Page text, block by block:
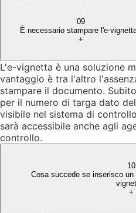
09
È necessario stampare l'e-
+
L'e-vignetta è una soluzione
vantaggio è tra l'altro
stampare il documento.
per il numero di targa dato
visibile nel sistema di
sarà accessibile anche agli
controllo.
10
Cosa succede se inserisco un
+